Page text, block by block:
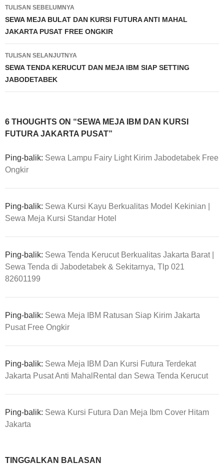
Navigasi
Tulisan
TULISAN SEBELUMNYA
SEWA MEJA BULAT DAN KURSI FUTURA ANTI MAHAL
JAKARTA PUSAT FREE ONGKIR
TULISAN SELANJUTNYA
SEWA TENDA KERUCUT DAN MEJA IBM SIAP SETTING
JABODETABEK
6 THOUGHTS ON “SEWA MEJA IBM DAN KURSI
FUTURA JAKARTA PUSAT”
Ping-balik: Sewa Lampu Fairy Light Kirim Jabodetabek Free
Ongkir
Ping-balik: Sewa Kursi Kayu Berkualitas Model Kekinian |
Sewa Meja Kursi Standar Hotel
Ping-balik: Sewa Tenda Kerucut Berkualitas Jakarta Barat |
Sewa Tenda di Jabodetabek & Sekitarnya, Tlp 021
82601199
Ping-balik: Sewa Meja IBM Ratusan Siap Kirim Jakarta
Pusat Free Ongkir
Ping-balik: Sewa Meja IBM Dan Kursi Futura Terdekat
Jakarta Pusat Anti MahalRental dan Sewa Tenda Kerucut
Ping-balik: Sewa Kursi Futura Dan Meja Ibm Cover Hitam
Jakarta
TINGGALKAN BALASAN